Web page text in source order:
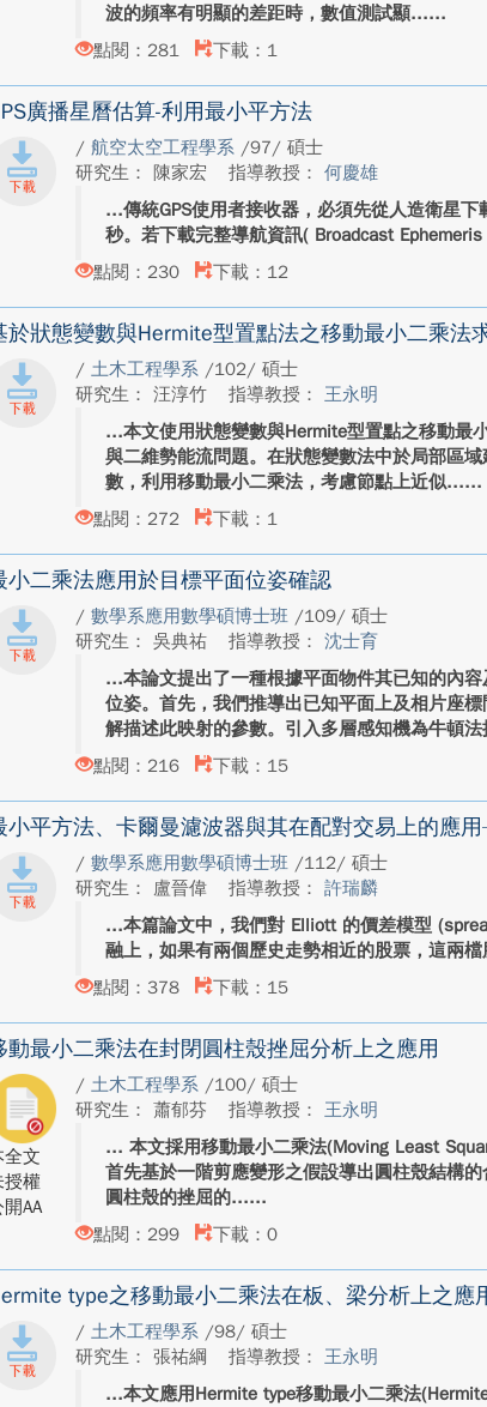
波的頻率有明顯的差距時，數值測試顯...
點閱：281
下載：1
廣播星曆估算-利用最小平方法
/航空太空工程學系 /97/ 碩士
研究生： 陳家宏
指導教授：何慶雄
傳統GPS使用者接收器，必須先從人造衛星
秒。若下載完整導航資訊( Broadcast
點閱：230
下載：12
於狀態變數與Hermite型置點法之移動最小二乘法
/土木工程學系 /102/ 碩士
研究生： 汪淳竹
指導教授： 王永明
本文使用狀態變數與Hermite型置點之移動最
與二維勢能流問題。在狀態變數法中於局部區
數，利用移動最小二乘法，考慮節點上近似...
點閱：272
下載：1
小二乘法應用於目標平面位姿確認
/數學系應用數學碩博士班 /109/ 碩士
研究生： 吳典祐
指導教授：沈士育
本論文提出了一種根據平面物件其已知的內
位姿。首先，我們推導出已知平面上及相片座
解描述此映射的參數。引入多層感知機為牛頓
點閱：216
下載：15
小平方法、卡爾曼濾波器與其在配對交易上的應
/數學系應用數學碩博士班 /112/ 碩士
研究生： 盧晉偉
指導教授：許瑞麟
本篇論文中，我們對 Elliott 的價差模型
融上，如果有兩個歷史走勢相近的股票，這兩
點閱：378
下載：15
動最小二乘法在封閉圓柱殼挫屈分析上之應用
全文
授權
AA
/土木工程學系 /100/ 碩士
研究生： 蕭郁芬
指導教授： 王永明
本文採用移動最小二乘法(Moving Least
首先基於一階剪應變形之假設導出圓柱殼結構
圓柱殼的挫屈的...
點閱：299
下載：0
type之移動最小二乘法在板、梁分析上之應
/土木工程學系 /98/ 碩士
研究生： 張祐綱
指導教授： 王永明
本文應用Hermite type移動最小二乘法